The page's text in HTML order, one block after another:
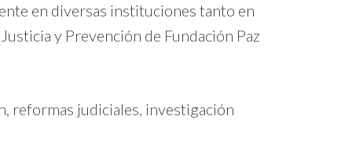
en diversas instituciones tanto en
y Prevención de Fundación Paz
reformas judiciales, investigación